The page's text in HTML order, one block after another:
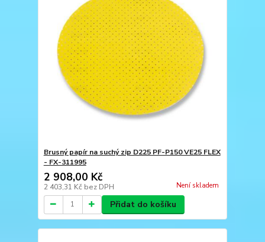
Brusný papír na suchý zip D225 PF-P150 VE25 FLEX
- FX-311995
2 908,00 Kč
2 403,31 Kč bez DPH Není skladem
Přidat do košíku